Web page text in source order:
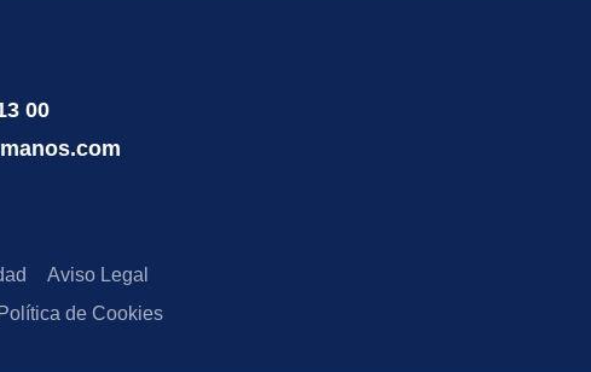
00
Aviso Legal
Política de Cookies